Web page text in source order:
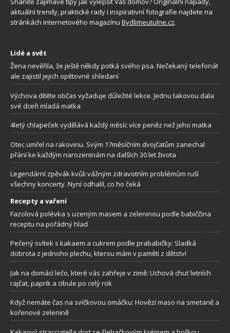
aktuální trendy, praktické rady i inspirativní fotografie najdete na
stránkách internetového magazínu Bydlimeutulne.cz.
Lidé a svět
Žena nevěřila, že ještě někdy potká svého psa. Nečekaný telefonát
ale zajistil jejich opětovné shledaní
Výchova dítěte občas vyžaduje důležité lekce. Jednu takovou dala
své dceři mladá matka
4letý chlapeček vydělává každý měsíc více peněz než jeho matka
Otec umřel na rakovinu. Svým 17měsíčním dvojčatům zanechal
přání ke každým narozeninám na dalších 30 let života
Legendární zpěvák kvůli vážným zdravotním problémům ruší
všechny koncerty. Nyní odhalil, co ho čeká
Recepty a vaření
Fazolová polévka s uzeným masem a zeleninou podle babiččina
receptu na pořádný hlad
Pečený svítek s kakaem a cukrem podle prababičky: Sladká
dobrota z jednoho plechu, kterou mám v paměti z dětství
Jak na domácí lečo, které vás zahřeje v zimě: Uchová chuť letních
rajčat, paprik a cibule po celý rok
Když nemáte čas na svíčkovou omáčku: Hovězí maso na smetaně a
kořenové zelenině